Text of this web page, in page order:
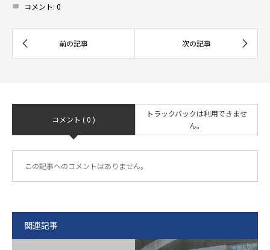
コメント: 0
コメント ( 0 )
トラックバックは利用できませ
ん。
この記事へのコメントはありません。
関連記事